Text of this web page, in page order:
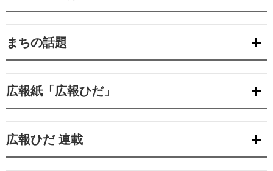
まちの話題
広報紙「広報ひだ」
広報ひだ 連載